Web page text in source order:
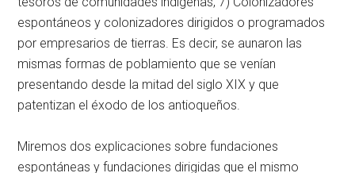
espontáneos y colonizadores dirigidos o programados
por empresarios de tierras. Es decir, se aunaron las
mismas formas de poblamiento que se venían
presentando desde la mitad del siglo XIX y que
patentizan el éxodo de los antioqueños.
Miremos dos explicaciones sobre fundaciones
espontáneas y fundaciones dirigidas que el mismo